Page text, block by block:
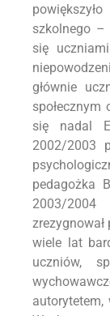
szkolnego –
się
głównie
społecznym
się nadal
2002/2003
pedagożka
2003/
wiele lat
uczniów,
autorytetem,